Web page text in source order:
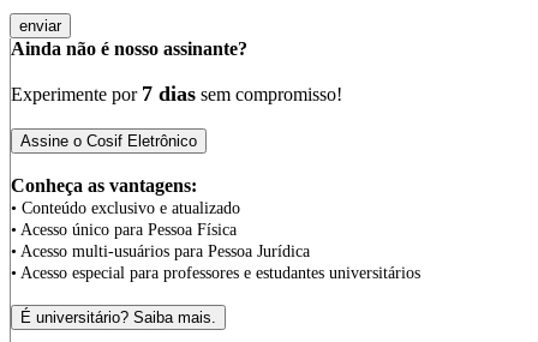
Ainda não é nosso assinante?
Experimente por 7 dias sem compromisso!
Conheça as vantagens:
• Conteúdo exclusivo e atualizado
• Acesso único para Pessoa Física
• Acesso multi-usuários para Pessoa Jurídica
• Acesso especial para professores e estudantes universitários